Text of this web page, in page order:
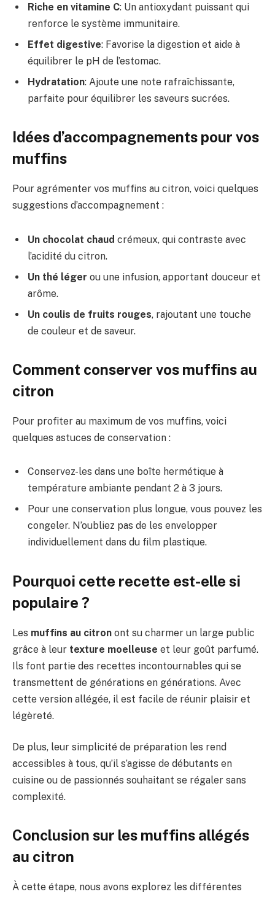
Riche en vitamine C: Un antioxydant puissant qui
renforce le système immunitaire.
Effet digestive: Favorise la digestion et aide à
équilibrer le pH de l’estomac.
Hydratation: Ajoute une note rafraîchissante,
parfaite pour équilibrer les saveurs sucrées.
Idées d’accompagnements pour vos
muffins
Pour agrémenter vos muffins au citron, voici quelques
suggestions d’accompagnement :
Un chocolat chaud crémeux, qui contraste avec
l’acidité du citron.
Un thé léger ou une infusion, apportant douceur et
arôme.
Un coulis de fruits rouges, rajoutant une touche
de couleur et de saveur.
Comment conserver vos muffins au
citron
Pour profiter au maximum de vos muffins, voici
quelques astuces de conservation :
Conservez-les dans une boîte hermétique à
température ambiante pendant 2 à 3 jours.
Pour une conservation plus longue, vous pouvez les
congeler. N’oubliez pas de les envelopper
individuellement dans du film plastique.
Pourquoi cette recette est-elle si
populaire ?
Les muffins au citron ont su charmer un large public
grâce à leur texture moelleuse et leur goût parfumé.
Ils font partie des recettes incontournables qui se
transmettent de générations en générations. Avec
cette version allégée, il est facile de réunir plaisir et
légèreté.
De plus, leur simplicité de préparation les rend
accessibles à tous, qu’il s’agisse de débutants en
cuisine ou de passionnés souhaitant se régaler sans
complexité.
Conclusion sur les muffins allégés
au citron
À cette étape, nous avons explorez les différentes